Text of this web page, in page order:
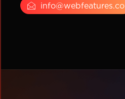
info@webfeatures.co